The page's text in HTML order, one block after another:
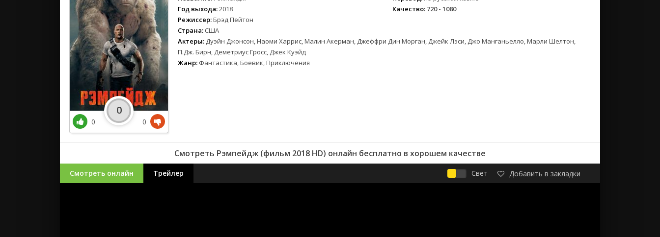
Год выхода:2018
Режиссер:Брэд Пейтон
Страна: США
Качество: 720 - 1080
Актеры: Дуэйн Джонсон, Наоми Харрис, Малин Акерман, Джеффри Дин Морган, Джейк Лэси, Джо Манганьелло, Марли Шелтон,
П.Дж. Бирн, Деметриус Гросс, Джек Куэйд
Жанр: Фантастика, Боевик, Приключения
0
0
0
Смотреть Рэмпейдж (фильм 2018 HD) онлайн бесплатно в хорошем качестве
Смотреть онлайн Трейлер Свет Добавить в закладки